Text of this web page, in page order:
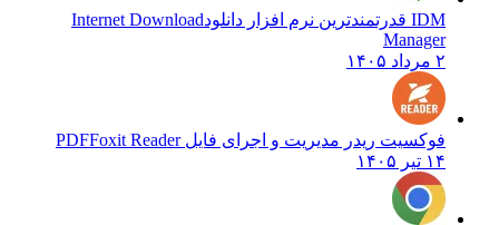
Internet Download
Manager
فوکسیت ریدر مدیریت و اجرای فایل PDFFoxit Reader